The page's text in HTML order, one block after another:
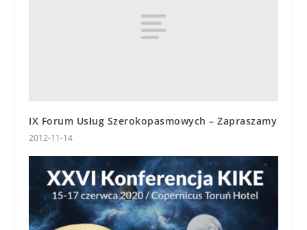
IX Forum Usług Szerokopasmowych – Zapraszamy
2012-11-14